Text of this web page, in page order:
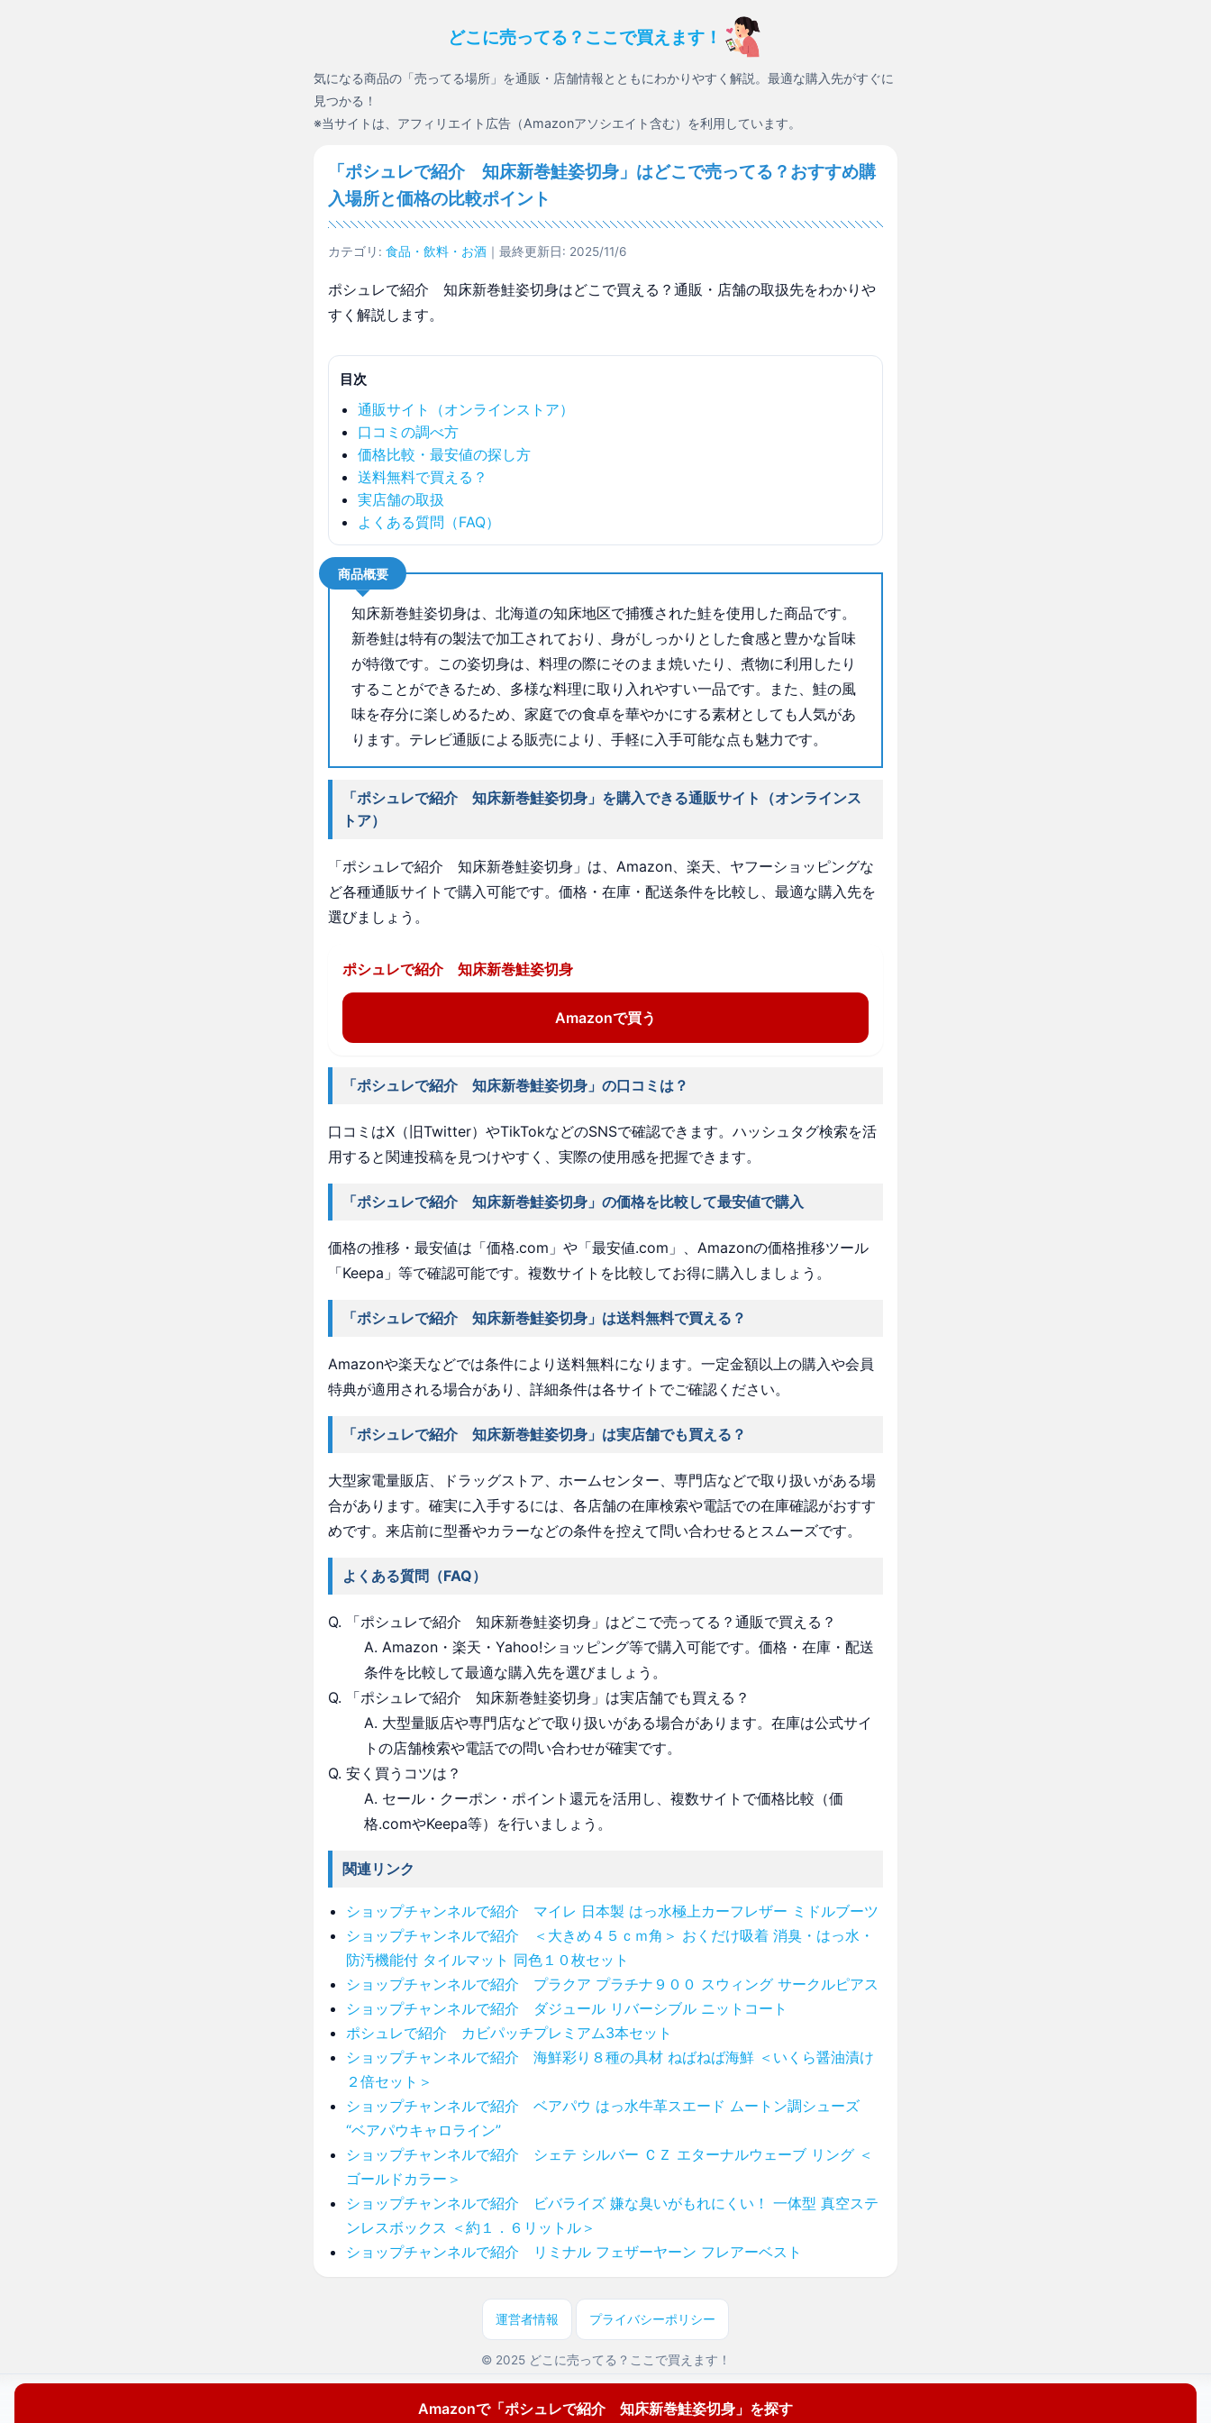
どこに売ってる？ここで買えます！
気になる商品の「売ってる場所」を通販・店舗情報とともにわかりやすく解説。最適な購入先がすぐに
見つかる！
※当サイトは、アフィリエイト広告（Amazonアソシエイト含む）を利用しています。
「ポシュレで紹介 知床新巻鮭姿切身」はどこで売ってる？おすすめ購
入場所と価格の比較ポイント
カテゴリ: 食品・飲料・お酒 ｜最終更新日: 2025/11/6
ポシュレで紹介 知床新巻鮭姿切身はどこで買える？通販・店舗の取扱先をわかりや
すく解説します。
目次
通販サイト（オンラインストア）
口コミの調べ方
価格比較・最安値の探し方
送料無料で買える？
実店舗の取扱
よくある質問（FAQ）
商品概要
知床新巻鮭姿切身は、北海道の知床地区で捕獲された鮭を使用した商品です。
新巻鮭は特有の製法で加工されており、身がしっかりとした食感と豊かな旨味
が特徴です。この姿切身は、料理の際にそのまま焼いたり、煮物に利用したり
することができるため、多様な料理に取り入れやすい一品です。また、鮭の風
味を存分に楽しめるため、家庭での食卓を華やかにする素材としても人気があ
ります。テレビ通販による販売により、手軽に入手可能な点も魅力です。
「ポシュレで紹介 知床新巻鮭姿切身」を購入できる通販サイト（オンラインス
トア）
「ポシュレで紹介 知床新巻鮭姿切身」は、Amazon、楽天、ヤフーショッピングな
ど各種通販サイトで購入可能です。価格・在庫・配送条件を比較し、最適な購入先を
選びましょう。
ポシュレで紹介 知床新巻鮭姿切身
Amazonで買う
「ポシュレで紹介 知床新巻鮭姿切身」の口コミは？
口コミはX（旧Twitter）やTikTokなどのSNSで確認できます。ハッシュタグ検索を活
用すると関連投稿を見つけやすく、実際の使用感を把握できます。
「ポシュレで紹介 知床新巻鮭姿切身」の価格を比較して最安値で購入
価格の推移・最安値は「価格.com」や「最安値.com」、Amazonの価格推移ツール
「Keepa」等で確認可能です。複数サイトを比較してお得に購入しましょう。
「ポシュレで紹介 知床新巻鮭姿切身」は送料無料で買える？
Amazonや楽天などでは条件により送料無料になります。一定金額以上の購入や会員
特典が適用される場合があり、詳細条件は各サイトでご確認ください。
「ポシュレで紹介 知床新巻鮭姿切身」は実店舗でも買える？
大型家電量販店、ドラッグストア、ホームセンター、専門店などで取り扱いがある場
合があります。確実に入手するには、各店舗の在庫検索や電話での在庫確認がおすす
めです。来店前に型番やカラーなどの条件を控えて問い合わせるとスムーズです。
よくある質問（FAQ）
Q. 「ポシュレで紹介 知床新巻鮭姿切身」はどこで売ってる？通販で買える？
A. Amazon・楽天・Yahoo!ショッピング等で購入可能です。価格・在庫・配送
条件を比較して最適な購入先を選びましょう。
Q. 「ポシュレで紹介 知床新巻鮭姿切身」は実店舗でも買える？
A. 大型量販店や専門店などで取り扱いがある場合があります。在庫は公式サイ
トの店舗検索や電話での問い合わせが確実です。
Q. 安く買うコツは？
A. セール・クーポン・ポイント還元を活用し、複数サイトで価格比較（価
格.comやKeepa等）を行いましょう。
関連リンク
ショップチャンネルで紹介 マイレ 日本製 はっ水極上カーフレザー ミドルブーツ
ショップチャンネルで紹介 ＜大きめ４５ｃｍ角＞ おくだけ吸着 消臭・はっ水・
防汚機能付 タイルマット 同色１０枚セット
ショップチャンネルで紹介 プラクア プラチナ９００ スウィング サークルピアス
ショップチャンネルで紹介 ダジュール リバーシブル ニットコート
ポシュレで紹介 カビパッチプレミアム3本セット
ショップチャンネルで紹介 海鮮彩り８種の具材 ねばねば海鮮 ＜いくら醤油漬け
２倍セット＞
ショップチャンネルで紹介 ベアパウ はっ水牛革スエード ムートン調シューズ
“ベアパウキャロライン”
ショップチャンネルで紹介 シェテ シルバー ＣＺ エターナルウェーブ リング ＜
ゴールドカラー＞
ショップチャンネルで紹介 ビバライズ 嫌な臭いがもれにくい！ 一体型 真空ステ
ンレスボックス ＜約１．６リットル＞
ショップチャンネルで紹介 リミナル フェザーヤーン フレアーベスト
Amazonで「ポシュレで紹介 知床新巻鮭姿切身」を探す
運営者情報 プライバシーポリシー
© 2025 どこに売ってる？ここで買えます！